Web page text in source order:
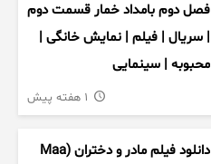
فصل دوم بامداد خمار قسمت دوم
| سریال | فیلم | نمایش خانگی |
محبوبه | سینمایی
دانلود فیلم مادر و دختران (Maa